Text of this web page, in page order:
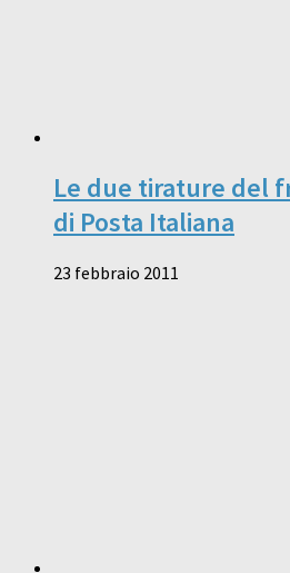
Le due tirature del
di Posta Italiana
23 febbraio 2011